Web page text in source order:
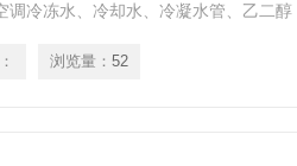
调冷冻水、冷却水、冷凝水管、乙二醇
挤压破损。 结构特性 对半鞍分体结
浏览量： 52